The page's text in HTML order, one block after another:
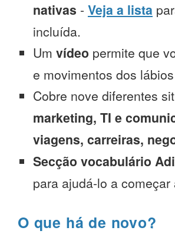
nativas - Veja a lista
incluída.
Um vídeo permite que
e movimentos dos
Cobre nove diferentes
marketing, TI e
viagens, carreiras,
Secção vocabulário
para ajudá-lo a
O que há de novo?